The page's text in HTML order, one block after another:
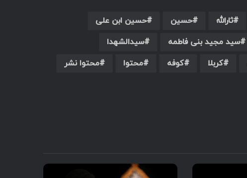
ثارالله حسین
حسین ابن علی
سید مجید بنی فاطمه
سیدالشهدا
کربلا کوفه محتوا
محتوا نشر